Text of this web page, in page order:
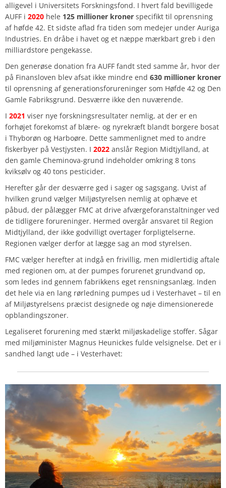
alligevel i Universitets Forskningsfond. I hvert fald bevilligede
AUFF i 2020 hele 125 millioner kroner specifikt til oprensning
af høfde 42. Et sidste aflad fra tiden som medejer under Auriga
Industries. En dråbe i havet og et næppe mærkbart greb i den
milliardstore pengekasse.
Den generøse donation fra AUFF fandt sted samme år, hvor der
på Finansloven blev afsat ikke mindre end 630 millioner kroner
til oprensning af generationsforureninger som Høfde 42 og Den
Gamle Fabriksgrund. Desværre ikke den nuværende.
I 2021 viser nye forskningsresultater nemlig, at der er en
forhøjet forekomst af blære- og nyrekræft blandt borgere bosat
i Thyborøn og Harboøre. Dette sammenlignet med to andre
fiskerbyer på Vestjysten. I 2022 anslår Region Midtjylland, at
den gamle Cheminova-grund indeholder omkring 8 tons
kviksølv og 40 tons pesticider.
Herefter går der desværre ged i sager og sagsgang. Uvist af
hvilken grund vælger Miljøstyrelsen nemlig at ophæve et
påbud, der pålægger FMC at drive afværgeforanstaltninger ved
de tidligere forureninger. Hermed overgår ansvaret til Region
Midtjylland, der ikke godvilligt overtager forpligtelserne.
Regionen vælger derfor at lægge sag an mod styrelsen.
FMC vælger herefter at indgå en frivillig, men midlertidig aftale
med regionen om, at der pumpes forurenet grundvand op,
som ledes ind gennem fabrikkens eget rensningsanlæg. Inden
det hele via en lang rørledning pumpes ud i Vesterhavet – til en
af Miljøstyrelsens præcist designede og nøje dimensionerede
opblandingszoner.
Legaliseret forurening med stærkt miljøskadelige stoffer. Sågar
med miljøminister Magnus Heunickes fulde velsignelse. Det er i
sandhed langt ude – i Vesterhavet: